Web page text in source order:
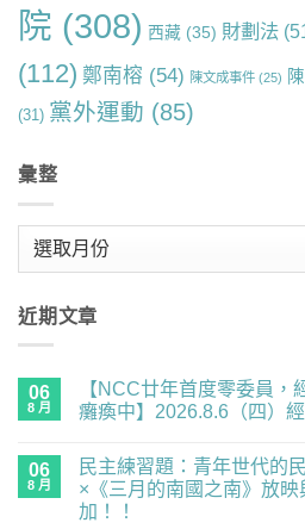
院 (308) 西藏 (35) 財劃法
(112) 鄭南榕 (54) 陳文成事件 (25)
(31) 黨外運動 (85)
彙整
近期文章
06
8 月
【NCC廿年首度零委員，
癱瘓中】2026.8.6（四）
廿
首
度
留
言
06
8 月
民主練習題：青年世代的
×《三月的南國之南》放
加！！